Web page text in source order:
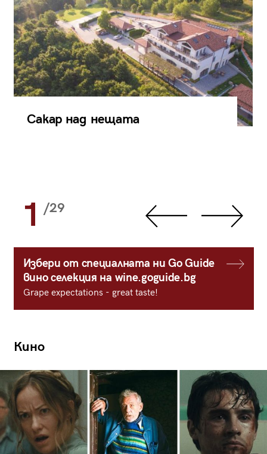
Сакар над нещата
1 /29
Избери от специалната ни Go Guide
вино селекция на wine.goguide.bg
Grape expectations - great taste!
Кино